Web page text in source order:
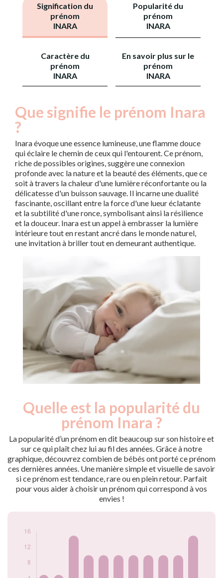
Signification du
prénom
INARA
Popularité du
prénom
INARA
Caractère du
prénom
INARA
En savoir plus sur le
prénom
INARA
Que signifie le prénom Inara
?
Inara évoque une essence lumineuse, une flamme douce
qui éclaire le chemin de ceux qui l'entourent. Ce prénom,
riche de possibles origines, suggère une connexion
profonde avec la nature et la beauté des éléments, que ce
soit à travers la chaleur d'une lumière réconfortante ou la
délicatesse d'un buisson sauvage. Il incarne une dualité
fascinante, oscillant entre la force d'une lueur éclatante
et la subtilité d'une ronce, symbolisant ainsi la résilience
et la douceur. Inara est un appel à embrasser la lumière
intérieure tout en restant ancré dans le monde naturel,
une invitation à briller tout en demeurant authentique.
Quelle est la popularité du
prénom Inara ?
La popularité d’un prénom en dit beaucoup sur son histoire et
sur ce qui plaît chez lui au fil des années. Grâce à notre
graphique, découvrez combien de bébés ont porté ce prénom
ces dernières années. Une manière simple et visuelle de savoir
si ce prénom est tendance, rare ou en plein retour. Parfait
pour vous aider à choisir un prénom qui correspond à vos
envies !
prénom Inara par
Année
Nouveaux-
nés
2014
5
2016
15
2017
10
2018
10
2019
10
2020
10
2024